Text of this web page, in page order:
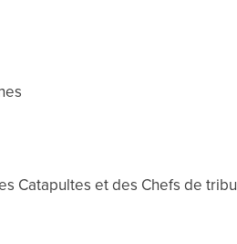
Catapultes et des Chefs de tribu